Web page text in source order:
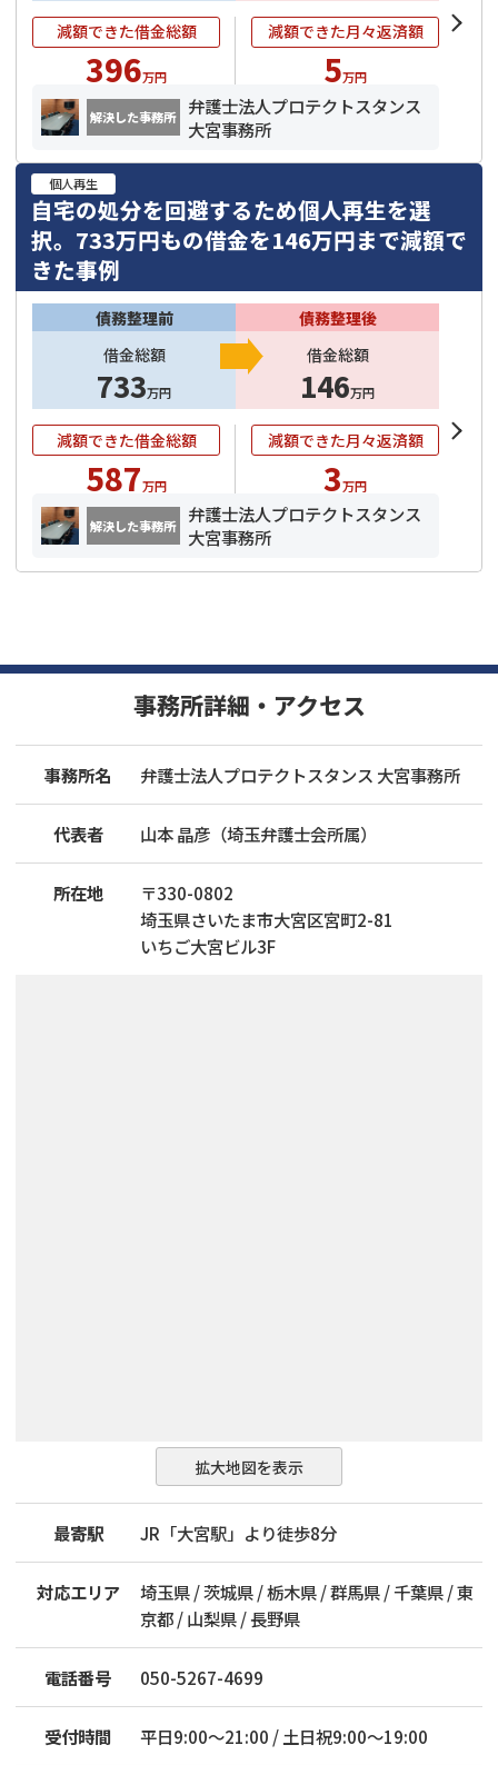
減額できた借金総額
396万円
減額できた月々返済額
5万円
解決した事務所
弁護士法人プロテクトスタンス
大宮事務所
個人再生
自宅の処分を回避するため個人再生を選
択。733万円もの借金を146万円まで減額で
きた事例
債務整理前
借金総額
733万円
債務整理後
借金総額
146万円
減額できた借金総額
587万円
減額できた月々返済額
3万円
解決した事務所
弁護士法人プロテクトスタンス
大宮事務所
事務所詳細・アクセス
事務所名 弁護士法人プロテクトスタンス 大宮事務所
代表者 山本 晶彦（埼玉弁護士会所属）
所在地 〒330-0802
埼玉県さいたま市大宮区宮町2-81
いちご大宮ビル3F
拡大地図を表示
最寄駅 JR「大宮駅」より徒歩8分
対応エリア
埼玉県 / 茨城県 / 栃木県 / 群馬県 / 千葉県 / 東
京都 / 山梨県 / 長野県
電話番号 050-5267-4699
受付時間 平日9:00～21:00 / 土日祝9:00～19:00